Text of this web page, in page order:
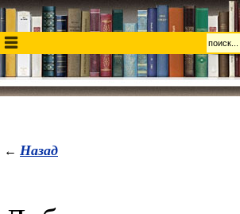
← Назад